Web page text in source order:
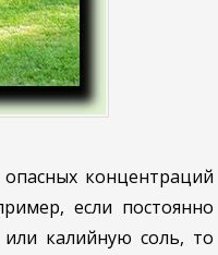
концентраций
если постоянно
или калийную соль, то